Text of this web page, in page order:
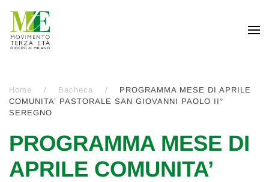
Passa al contenuto principale
Home Bacheca
PROGRAMMA MESE DI APRILE
COMUNITA’ PASTORALE SAN GIOVANNI PAOLO II°
SEREGNO
PROGRAMMA MESE DI
APRILE COMUNITA’